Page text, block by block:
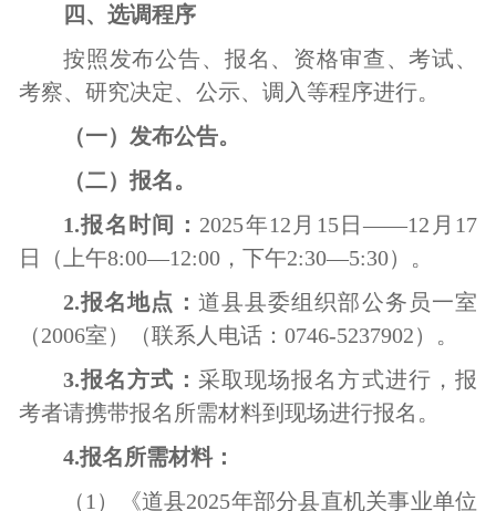
四、选调程序
按照发布公告、报名、资格审查、考试、
考察、研究决定、公示、调入等程序进行。
（一） 发布公告。
（二）报名。
1.报名时间： 2025年12 月 15日——12 月 17
日（上午8:00—12:00，下午2:30—5:30）。
2.报名地点： 道县县委组织部公务员一室
（2006室）（联系人电话 ： 0746-5237902） 。
3.报名方式： 采取现场报名方式进行，报
考者请携带报名所需材料到现场进行报名。
4.报名所需材料：
（ 1）《道县2025年部分县直机关事业单位